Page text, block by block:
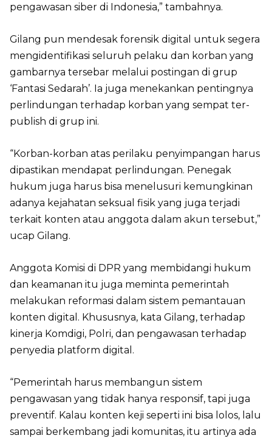
pengawasan siber di Indonesia,” tambahnya.
Gilang pun mendesak forensik digital untuk segera
mengidentifikasi seluruh pelaku dan korban yang
gambarnya tersebar melalui postingan di grup
‘Fantasi Sedarah’. Ia juga menekankan pentingnya
perlindungan terhadap korban yang sempat ter-
publish di grup ini.
“Korban-korban atas perilaku penyimpangan harus
dipastikan mendapat perlindungan. Penegak
hukum juga harus bisa menelusuri kemungkinan
adanya kejahatan seksual fisik yang juga terjadi
terkait konten atau anggota dalam akun tersebut,”
ucap Gilang.
Anggota Komisi di DPR yang membidangi hukum
dan keamanan itu juga meminta pemerintah
melakukan reformasi dalam sistem pemantauan
konten digital. Khususnya, kata Gilang, terhadap
kinerja Komdigi, Polri, dan pengawasan terhadap
penyedia platform digital.
“Pemerintah harus membangun sistem
pengawasan yang tidak hanya responsif, tapi juga
preventif. Kalau konten keji seperti ini bisa lolos, lalu
sampai berkembang jadi komunitas, itu artinya ada